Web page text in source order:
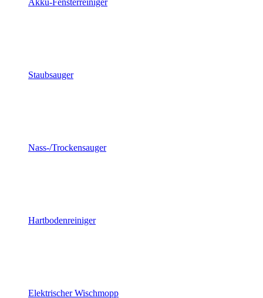
Akku-Fensterreiniger
Staubsauger
Nass-/Trockensauger
Hartbodenreiniger
Elektrischer Wischmopp